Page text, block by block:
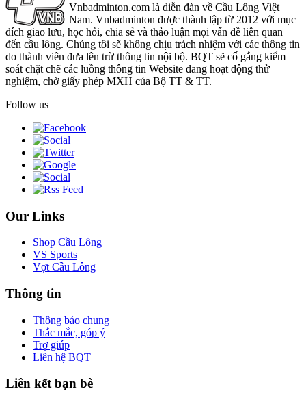
Vnbadminton.com là diễn đàn về Cầu Lông Việt
Nam. Vnbadminton được thành lập từ 2012 với mục
đích giao lưu, học hỏi, chia sẻ và thảo luận mọi vấn đề liên quan
đến cầu lông. Chúng tôi sẽ không chịu trách nhiệm với các thông tin
do thành viên đưa lên trừ thông tin nội bộ. BQT sẽ cố gắng kiểm
soát chặt chẽ các luồng thông tin Website đang hoạt động thử
nghiệm, chờ giấy phép MXH của Bộ TT & TT.
Follow us
Our Links
Shop Cầu Lông
VS Sports
Vợt Cầu Lông
Thông tin
Thông báo chung
Thắc mắc, góp ý
Trợ giúp
Liên hệ BQT
Liên kết bạn bè